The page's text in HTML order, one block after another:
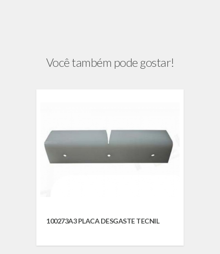
Você também pode gostar!
100273A3 PLACA DESGASTE TECNIL